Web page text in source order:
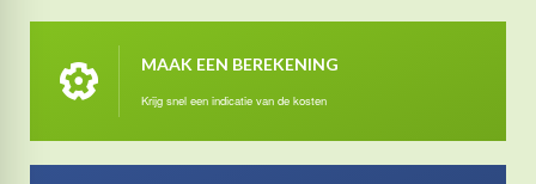
MAAK EEN BEREKENING
Krijg snel een indicatie van de kosten